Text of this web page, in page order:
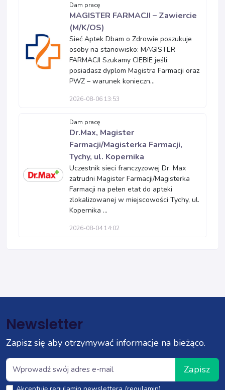
Dam pracę
MAGISTER FARMACJI – Zawiercie
(M/K/OS)
Sieć Aptek Dbam o Zdrowie poszukuje
osoby na stanowisko: MAGISTER
FARMACJI Szukamy CIEBIE jeśli:
posiadasz dyplom Magistra Farmacji oraz
PWZ – warunek konieczn...
2026-08-06 13:53
Dam pracę
Dr.Max, Magister
Farmacji/Magisterka Farmacji,
Tychy, ul. Kopernika
Uczestnik sieci franczyzowej Dr. Max
zatrudni Magister Farmacji/Magisterka
Farmacji na pełen etat do apteki
zlokalizowanej w miejscowości Tychy, ul.
Kopernika ...
2026-08-04 14:02
Newsletter
Zapisz się aby otrzymywać informacje na bieżąco.
Zapisz